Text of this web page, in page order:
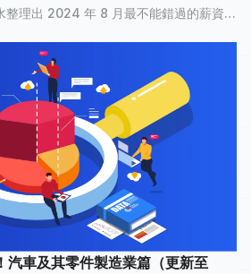
家，可以快速了解汽車及其零件製造業
汽車及其零件製造業篇（更新至